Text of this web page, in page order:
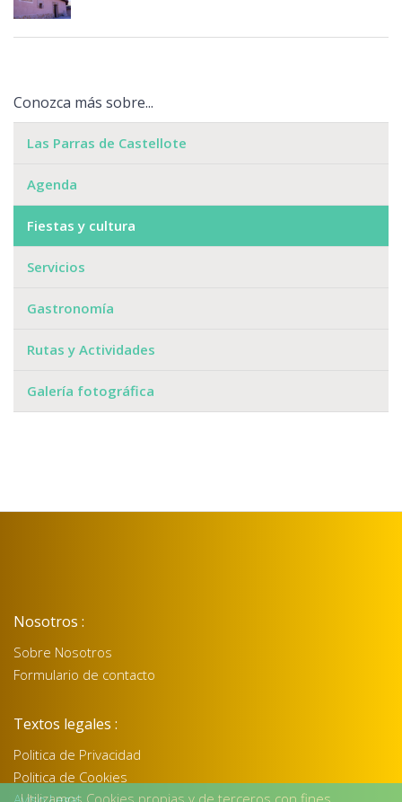
Utilizamos Cookies propias y de terceros con fines
Conozca más sobre...
Las Parras de Castellote
Agenda
Fiestas y cultura
Servicios
Gastronomía
Rutas y Actividades
Galería fotográfica
Nosotros :
Sobre Nosotros
Formulario de contacto
Textos legales :
Politica de Privacidad
Politica de Cookies